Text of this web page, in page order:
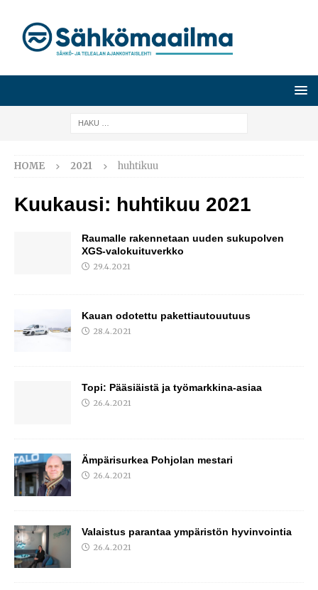
HOME 2021 huhtikuu
Kuukausi: huhtikuu 2021
Raumalle rakennetaan uuden sukupolven
XGS-valokuituverkko
29.4.2021
Kauan odotettu pakettiautouutuus
28.4.2021
Topi: Pääsiäistä ja työmarkkina-asiaa
26.4.2021
Ämpärisurkea Pohjolan mestari
26.4.2021
Valaistus parantaa ympäristön hyvinvointia
26.4.2021